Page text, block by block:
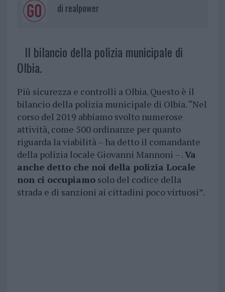
di realpower
Il bilancio della polizia municipale di
Olbia.
Più sicurezza e controlli a Olbia. Questo è il
bilancio della polizia municipale di Olbia. “Nel
corso del 2019 abbiamo svolto numerose
attività, come 500 ordinanze per quanto
riguarda la viabilità – ha detto il comandante
della polizia locale Giovanni Mannoni – .Va
anche detto che noi della polizia Locale
non ci occupiamosolo del codice della
strada e di sanzioni ai cittadini poco virtuosi”.